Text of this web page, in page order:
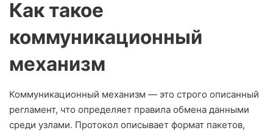
Как такое
коммуникационный
механизм
Коммуникационный механизм — это строго описанный
регламент, что определяет правила обмена данными
среди узлами. Протокол описывает формат пакетов,